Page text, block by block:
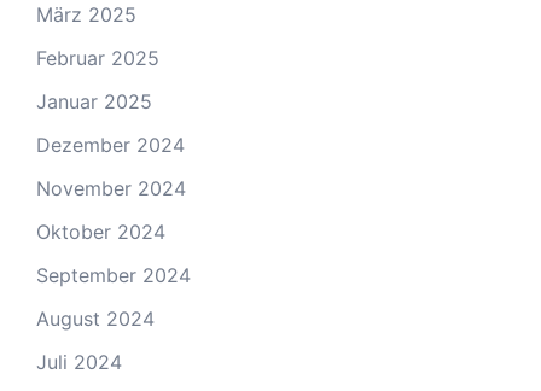
März 2025
Februar 2025
Januar 2025
Dezember 2024
November 2024
Oktober 2024
September 2024
August 2024
Juli 2024